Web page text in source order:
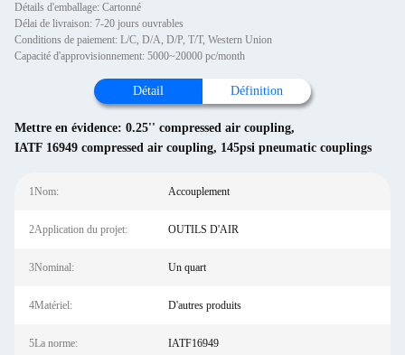
Détails d'emballage: Cartonné
Délai de livraison: 7-20 jours ouvrables
Conditions de paiement: L/C, D/A, D/P, T/T, Western Union
Capacité d'approvisionnement: 5000~20000 pc/month
Détail Définition
Mettre en évidence: 0.25'' compressed air coupling,
IATF 16949 compressed air coupling, 145psi pneumatic couplings
1Nom: Accouplement
2Application du projet: OUTILS D'AIR
3Nominal: Un quart
4Matériel: D'autres produits
5La norme: IATF16949